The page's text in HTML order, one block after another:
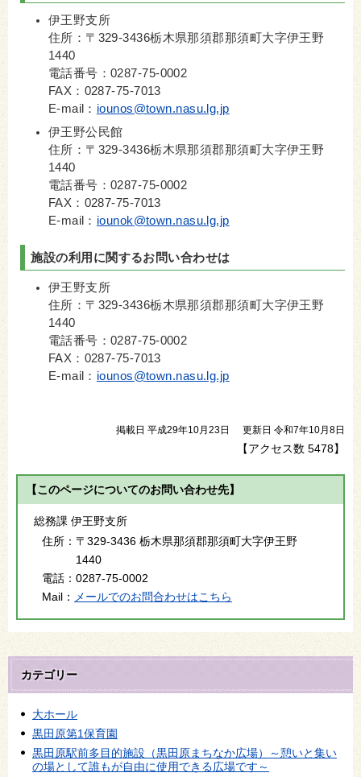
伊王野支所
住所：〒329-3436栃木県那須郡那須町大字伊王野
1440
電話番号：0287-75-0002
FAX：0287-75-7013
E-mail： iounos@town.nasu.lg.jp
伊王野公民館
住所：〒329-3436栃木県那須郡那須町大字伊王野
1440
電話番号：0287-75-0002
FAX：0287-75-7013
E-mail： iounok@town.nasu.lg.jp
施設の利用に関するお問い合わせは
伊王野支所
住所：〒329-3436栃木県那須郡那須町大字伊王野
1440
電話番号：0287-75-0002
FAX：0287-75-7013
E-mail： iounos@town.nasu.lg.jp
掲載日 平成29年10月23日 更新日 令和7年10月8日
【アクセス数 5478】
【このページについてのお問い合わせ先】
総務課 伊王野支所
住所： 〒329-3436 栃木県那須郡那須町大字伊王野
1440
電話： 0287-75-0002
Mail： メールでのお問合わせはこちら
カテゴリー
大ホール
黒田原第1保育園
黒田原駅前多目的施設（黒田原まちなか広場）～憩いと集い
の場として誰もが自由に使用できる広場です～